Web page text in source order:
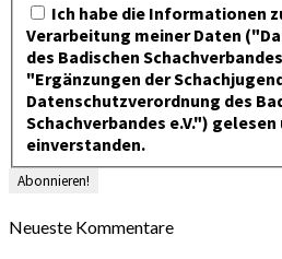
Ich habe die Informationen
Verarbeitung meiner Daten
des Badischen
"Ergänzungen der
Datenschutzverordnung des
Schachverbandes e.V.")
einverstanden.
Neueste Kommentare